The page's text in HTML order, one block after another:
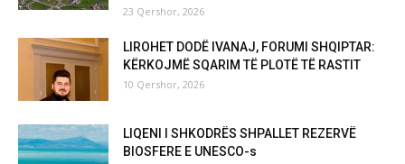
23 Qershor, 2026
LIROHET DODË IVANAJ, FORUMI SHQIPTAR:
KËRKOJMË SQARIM TË PLOTË TË RASTIT
10 Qershor, 2026
LIQENI I SHKODRËS SHPALLET REZERVË
BIOSFERE E UNESCO-s